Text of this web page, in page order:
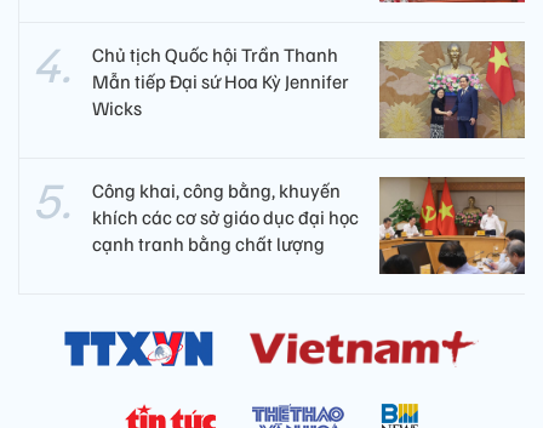
Chủ tịch Quốc hội Trần Thanh
Mẫn tiếp Đại sứ Hoa Kỳ Jennifer
Wicks
Công khai, công bằng, khuyến
khích các cơ sở giáo dục đại học
cạnh tranh bằng chất lượng​